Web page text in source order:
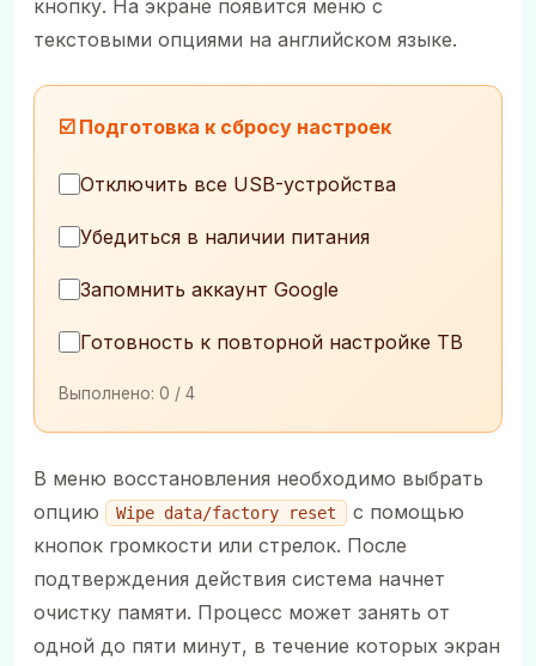
кнопку. На экране появится меню с
текстовыми опциями на английском языке.
☑️ Подготовка к сбросу настроек
Отключить все USB-устройства
Убедиться в наличии питания
Запомнить аккаунт Google
Готовность к повторной настройке ТВ
Выполнено: 0 / 4
В меню восстановления необходимо выбрать
опцию
Wipe data/factory reset
с помощью
кнопок громкости или стрелок. После
подтверждения действия система начнет
очистку памяти. Процесс может занять от
одной до пяти минут, в течение которых экран